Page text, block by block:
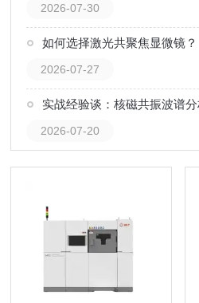
2026-07-30
如何选择激光共聚焦显微镜？
2026-07-27
2026-07-20